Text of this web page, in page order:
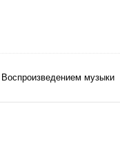
Воспроизведением музыки